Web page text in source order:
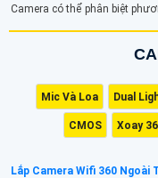
Camera có thể phân biệt
Mic Và Loa Dual
CMOS Xoay
Lắp Camera Wifi 360 Ngoài